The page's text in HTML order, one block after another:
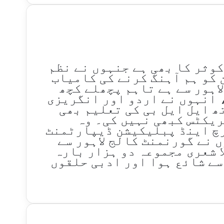
کا بھی ہے جنہوں نے نظم
کو ہم آہنگ کرنے کی کامیاب
سے ہے تاہم پچھلے کچھ
انہوں نے اردو اور انگریزی
ایل ایل بی کی تعلیم بھی
کبھی نہیں کی۔ وہ
اینڈ پبلیکیشن ڈیپارٹمنٹ
نے گورنمنٹ کالج لاہور سے
شعری مجموعہ دو ہزار بارہ
سے شائع ہوا اور ادبی حلقوں